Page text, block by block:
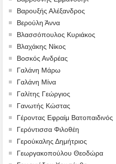
Βαρουξής Αλέξανδρος
Βερούλη Άννα
Βλασσόπουλος Κυριάκος
Βλαχάκης Νίκος
Βοσκός Ανδρέας
Γαλάνη Μάρω
Γαλάνη Μίνα
Γαλίτης Γεώργιος
Γανωτής Κώστας
Γέροντας Εφραίμ Βατοπαιδινός
Γερόντισσα Φιλοθέη
Γερούκαλης Δημήτριος
Γεωργακοπούλου Θεοδώρα